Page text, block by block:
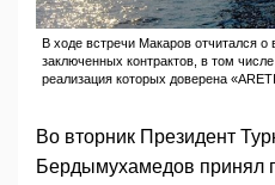
В ходе встречи Макаров отчитался
заключенных контрактов, в том
реализация которых доверена
Во вторник Президент
Бердымухамедов принял